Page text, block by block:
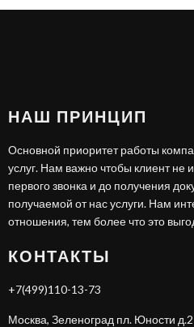
НАШ ПРИНЦИП
Основной приоритет работы
услуг. Нам важно чтобы клиент не
первого звонка и до получения
получаемой от нас услуги. Нам
отношения, тем более что это
КОНТАКТЫ
+7(499)110-13-73
Москва, Зеленоград пл. Юности